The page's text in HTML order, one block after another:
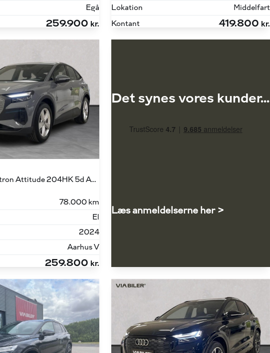
Egå
259.900 kr.
Lokation
Middelfart
Kontant
419.800 kr.
Sportback 40 E-tron Attitude 204HK 5d Aut.
78.000 km
El
2024
Aarhus V
259.800 kr.
Det synes vores kunder...
Læs anmeldelserne her >